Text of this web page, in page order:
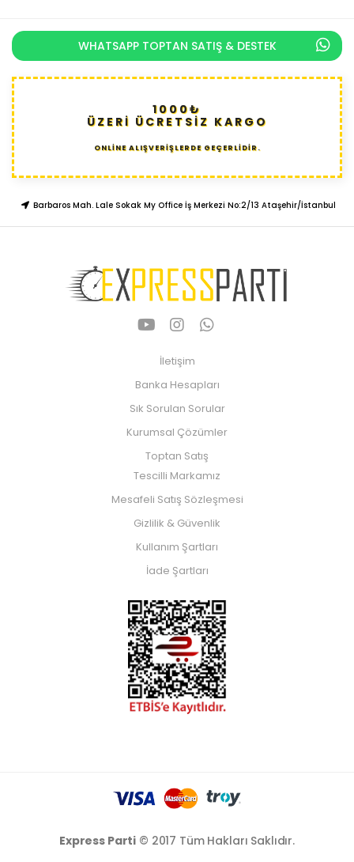
WHATSAPP TOPTAN SATIŞ & DESTEK
1000₺
ÜZERİ ÜCRETSİZ KARGO
ONLİNE ALIŞVERİŞLERDE GEÇERLİDİR.
Barbaros Mah. Lale Sokak My Office İş Merkezi No:2/13 Ataşehir/İstanbul
İletişim
Banka Hesapları
Sık Sorulan Sorular
Kurumsal Çözümler
Toptan Satış
Tescilli Markamız
Mesafeli Satış Sözleşmesi
Gizlilik & Güvenlik
Kullanım Şartları
İade Şartları
Express Parti © 2017 Tüm Hakları Saklıdır.